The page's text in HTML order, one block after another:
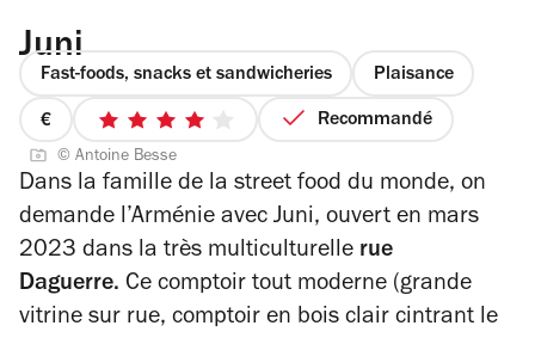
Juni
Fast-foods, snacks et sandwicheries Plaisance
prix
1
sur
4
4
sur
5
étoiles
Recommandé
© Antoine Besse
Dans la famille de la street food du monde, on
demande l’Arménie avec Juni, ouvert en mars
2023 dans la très multiculturelle rue
Daguerre. Ce comptoir tout moderne (grande
vitrine sur rue, comptoir en bois clair cintrant le